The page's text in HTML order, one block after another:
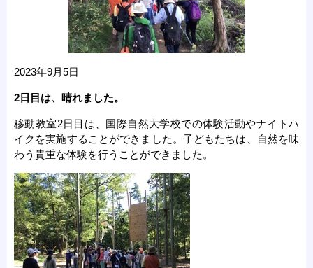
2023年9月5日
2日目は、晴れました。
移動教室2日目は、国際自然大学校での体験活動やナイトハ
イクを実施することができました。子どもたちは、自然を味
わう貴重な体験を行うことができました。